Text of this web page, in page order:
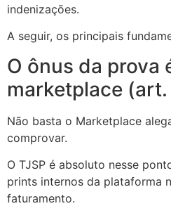
indenizações.
A seguir, os principais
O ônus da prova
marketplace (art.
Não basta o Marketplace
comprovar.
O TJSP é absoluto nesse
prints internos da plataforma
faturamento.